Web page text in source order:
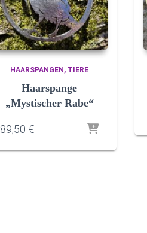
HAARSPANGEN TIERE
Haarspange
„Mystischer Rabe“
89,50 €